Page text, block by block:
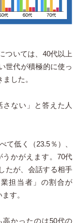
ついては、40代以上
世代が積極的に使っ
した。
ない」と答えた人
て低く（23.5％）、
かがえます。70代
たが、会話する相手
担当者」の割合が
す。
かったのは50代の